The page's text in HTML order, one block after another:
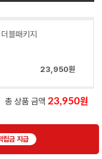
블패키지
23,950원
총 상품 금액 23,950
립금 지급